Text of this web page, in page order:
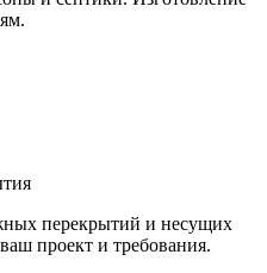
перекрытий и несущих
проект и требования.